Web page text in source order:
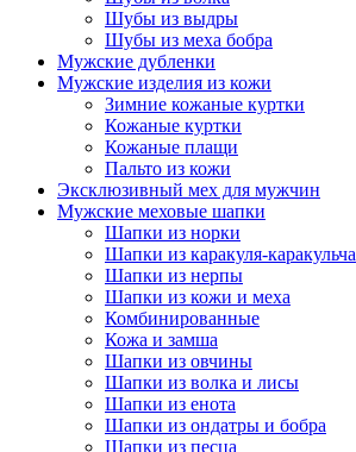
Шубы из выдры
Шубы из меха бобра
Мужские дубленки
Мужские изделия из кожи
Зимние кожаные куртки
Кожаные куртки
Кожаные плащи
Пальто из кожи
Эксклюзивный мех для мужчин
Мужские меховые шапки
Шапки из норки
Шапки из каракуля-каракульча
Шапки из нерпы
Шапки из кожи и меха
Комбинированные
Кожа и замша
Шапки из овчины
Шапки из волка и лисы
Шапки из енота
Шапки из ондатры и бобра
Шапки из песца